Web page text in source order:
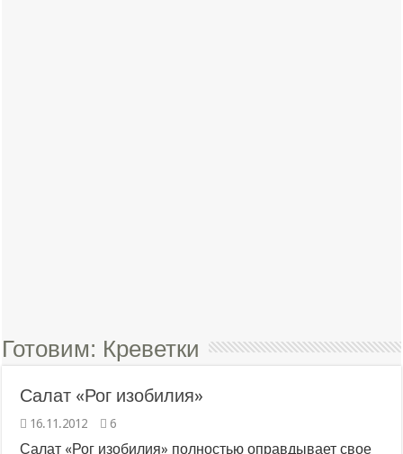
Готовим: Креветки
Салат «Рог изобилия»
16.11.2012 6
Салат «Рог изобилия» полностью оправдывает свое